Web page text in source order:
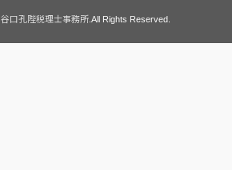
谷口孔陛税理士事務所.All Rights Reserved.